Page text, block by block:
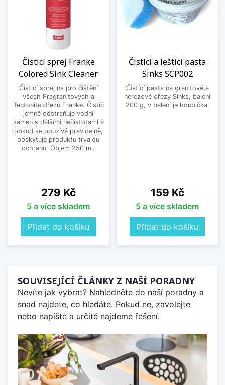
Čisticí sprej Franke
Colored Sink Cleaner
Čisticí sprej na pro čištění
všech Fragranitových a
Tectonite dřezů Franke. Čistič
jemně odstraňuje vodní
kámen s dalšími nečistotami a
pokud se používá pravidelně,
poskytuje produktu trvalou
ochranu. Objem 250 ml.
Cena
279 Kč
5 a více skladem
Přidat do košíku
Čistící a leštící pasta
Sinks SCP002
Čistící pasta na granitové a
nerezové dřezy Sinks, balení
200 g, v balení je houbička.
Cena
159 Kč
5 a více skladem
Přidat do košíku
SOUVISEJÍCÍ ČLÁNKY Z NAŠÍ PORADNY
Nevíte jak vybrat? Nahlédněte do naší poradny a
snad najdete, co hledáte. Pokud ne, zavolejte
nebo napište a určitě najdeme řešení.